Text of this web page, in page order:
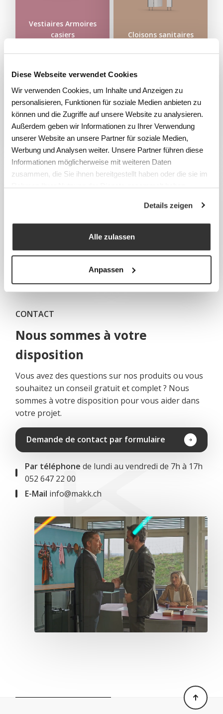
Diese Webseite verwendet Cookies
Wir verwenden Cookies, um Inhalte und Anzeigen zu
personalisieren, Funktionen für soziale Medien anbieten zu
können und die Zugriffe auf unsere Website zu analysieren.
Außerdem geben wir Informationen zu Ihrer Verwendung
unserer Website an unsere Partner für soziale Medien,
Werbung und Analysen weiter. Unsere Partner führen diese
Informationen möglicherweise mit weiteren Daten
zusammen, die Sie ihnen bereitgestellt haben oder die sie im
Rahmen Ihrer Nutzung der Dienste gesammelt haben.
Details zeigen
Alle zulassen
Anpassen
Vestiaires Armoires
casiers
Cloisons sanitaires
Chariots de
transport
rayonnages
plateformes
déchets
CONTACT
Nous sommes à votre
disposition
Vous avez des questions sur nos produits ou vous
souhaitez un conseil gratuit et complet ? Nous
sommes à votre disposition pour vous aider dans
votre projet.
Demande de contact par formulaire
Par téléphone de lundi au vendredi de 7h à 17h
052 647 22 00
E-Mail info@makk.ch